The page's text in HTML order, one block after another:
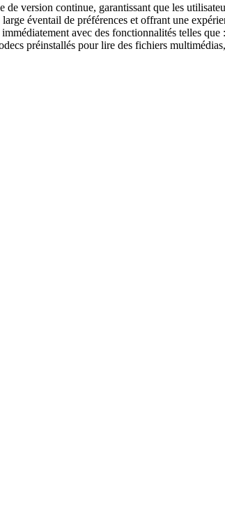
version continue, garantissant que les
éventail de préférences et offrant une
avec des fonctionnalités telles
préinstallés pour lire des fichiers